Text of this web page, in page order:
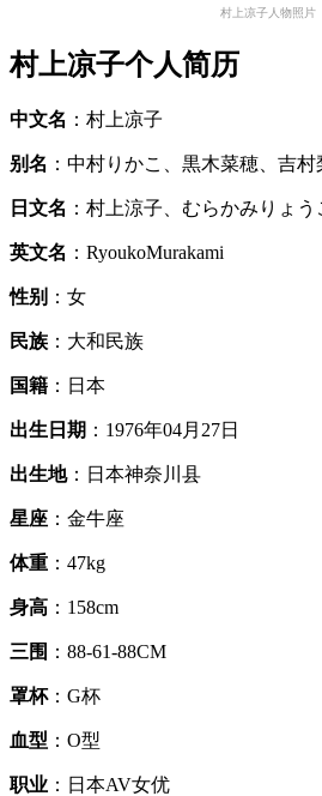
村上凉子人物照片
村上凉子个人简历
中文名 ：村上凉子
别名 ：中村りかこ、黒木菜穂、吉
日文名 ：村上涼子、むらかみりょう
英文名 ：RyoukoMurakami
性别 ：女
民族 ：大和民族
国籍 ：日本
出生日期 ：1976年04月27日
出生地：日本神奈川县
星座 ：金牛座
体重 ：47kg
身高 ：158cm
三围 ：88-61-88CM
罩杯：G杯
血型 ：O型
职业 ：日本AV女优